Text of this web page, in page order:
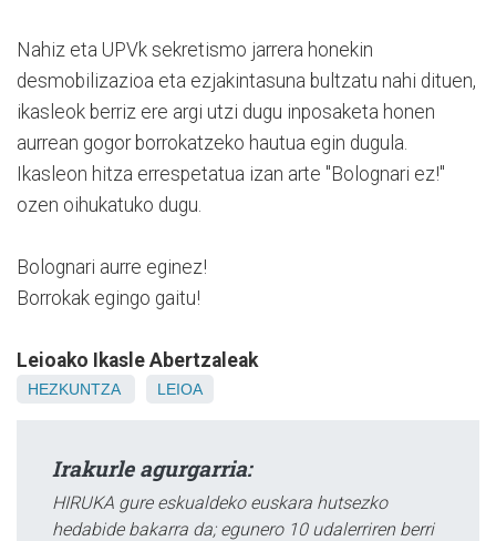
Nahiz eta UPVk sekretismo jarrera honekin
desmobilizazioa eta ezjakintasuna bultzatu nahi dituen,
ikasleok berriz ere argi utzi dugu inposaketa honen
aurrean gogor borrokatzeko hautua egin dugula.
Ikasleon hitza errespetatua izan arte "Bolognari ez!"
ozen oihukatuko dugu.
Bolognari aurre eginez!
Borrokak egingo gaitu!
Leioako Ikasle Abertzaleak
HEZKUNTZA LEIOA
Irakurle agurgarria:
HIRUKA gure eskualdeko euskara hutsezko
hedabide bakarra da; egunero 10 udalerriren berri